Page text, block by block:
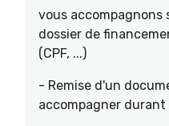
vous
dossier de
(CPF, ...)
- Remise d'un
accompagner durant